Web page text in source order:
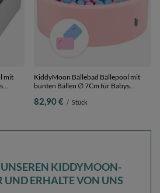
mit
x 30
KiddyMoon Bällebad Bällepool mit
bunten Bällen ∅ 7Cm für Babys
Bubblegum:puderrosa/babyblau, 90 x
82,90 € / Stück
KIDDYMOON-
UND ERHALTE VON UNS